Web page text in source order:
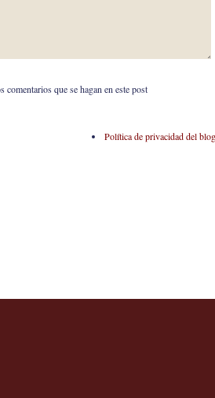
que se hagan en este post
Política de privacidad del